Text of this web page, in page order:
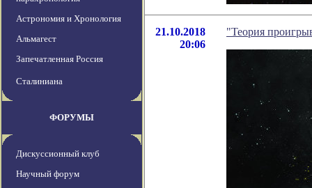
Астрономия и Хронология
Альмагест
Запечатленная Россия
Сталиниана
ФОРУМЫ
Дискуссионный клуб
Научный форум
21.10.2018
20:06
"Теория